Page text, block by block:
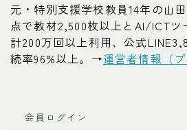
元・特別支援学校教員14年の山
点で教材2,500枚以上とAI/ICTツ
計200万回以上利用、公式
続率96%以上。→運営者情報（プ
会員ログイン